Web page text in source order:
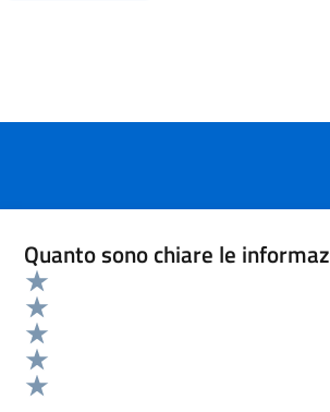
Quanto sono chiare le
Valuta da 1 a 5 stelle la pagina
Valuta 5 stelle su 5
Valuta 4 stelle su 5
Valuta 3 stelle su 5
Valuta 2 stelle su 5
Valuta 1 stelle su 5